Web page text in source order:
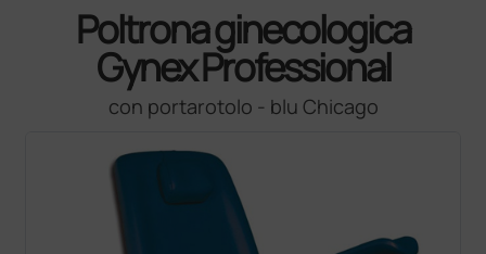
Poltrona ginecologica
Gynex Professional
con portarotolo - blu Chicago